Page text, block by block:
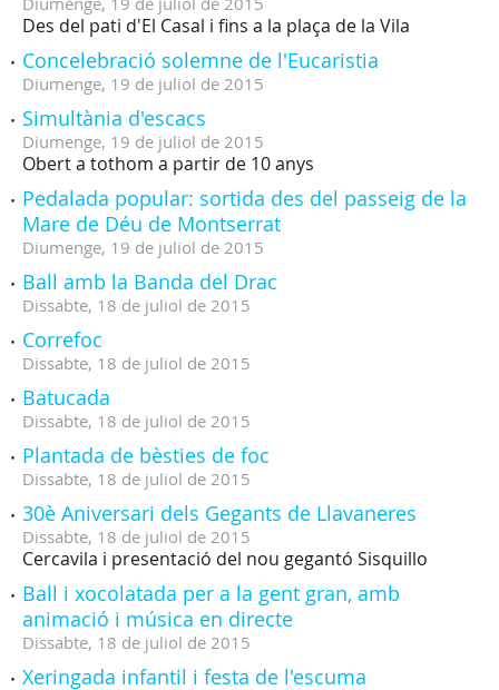
Des del pati d'El Casal i fins a la plaça de la Vila
Concelebració solemne de l'Eucaristia
Diumenge, 19 de juliol de 2015
Simultània d'escacs
Diumenge, 19 de juliol de 2015
Obert a tothom a partir de 10 anys
Pedalada popular: sortida des del passeig de la
Mare de Déu de Montserrat
Diumenge, 19 de juliol de 2015
Ball amb la Banda del Drac
Dissabte, 18 de juliol de 2015
Correfoc
Dissabte, 18 de juliol de 2015
Batucada
Dissabte, 18 de juliol de 2015
Plantada de bèsties de foc
Dissabte, 18 de juliol de 2015
30è Aniversari dels Gegants de Llavaneres
Dissabte, 18 de juliol de 2015
Cercavila i presentació del nou gegantó Sisquillo
Ball i xocolatada per a la gent gran, amb
animació i música en directe
Dissabte, 18 de juliol de 2015
Xeringada infantil i festa de l'escuma